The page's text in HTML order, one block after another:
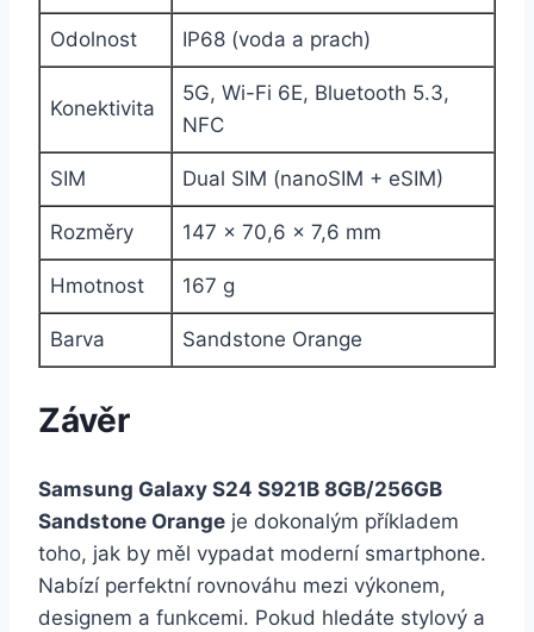
Odolnost IP68 (voda a prach)
Konektivita
5G, Wi-Fi 6E, Bluetooth 5.3,
NFC
SIM Dual SIM (nanoSIM + eSIM)
Rozměry 147 × 70,6 × 7,6 mm
Hmotnost 167 g
Barva Sandstone Orange
Závěr
Samsung Galaxy S24 S921B 8GB/256GB
Sandstone Orange je dokonalým příkladem
toho, jak by měl vypadat moderní smartphone.
Nabízí perfektní rovnováhu mezi výkonem,
designem a funkcemi. Pokud hledáte stylový a